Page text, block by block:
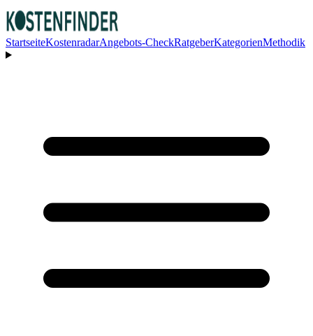
StartseiteKostenradarAngebots-CheckRatgeberKategorienMethodik